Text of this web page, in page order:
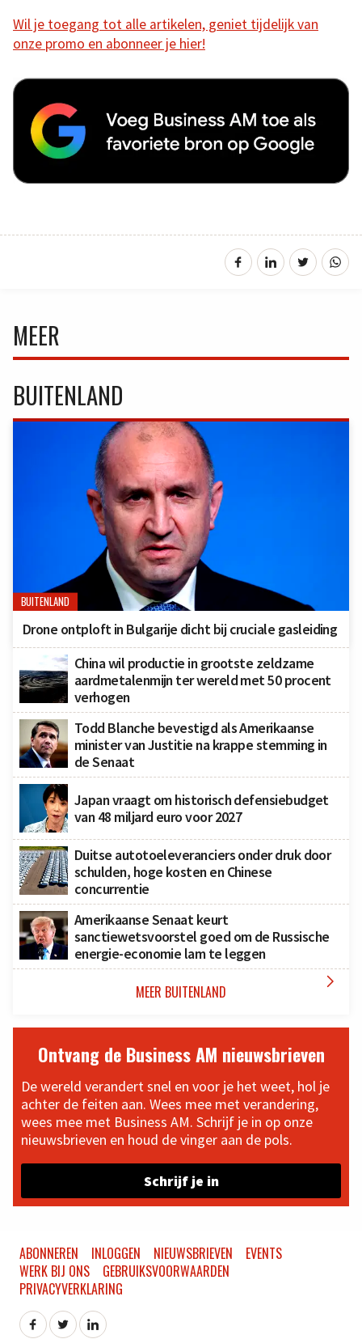
Wil je toegang tot alle artikelen, geniet tijdelijk van
onze promo en abonneer je hier!
MEER
BUITENLAND
BUITENLAND
Drone ontploft in Bulgarije dicht bij cruciale gasleiding
China wil productie in grootste zeldzame
aardmetalenmijn ter wereld met 50 procent
verhogen
Todd Blanche bevestigd als Amerikaanse
minister van Justitie na krappe stemming in
de Senaat
Japan vraagt om historisch defensiebudget
van 48 miljard euro voor 2027
Duitse autotoeleveranciers onder druk door
schulden, hoge kosten en Chinese
concurrentie
Amerikaanse Senaat keurt
sanctiewetsvoorstel goed om de Russische
energie-economie lam te leggen
MEER BUITENLAND 
Ontvang de Business AM nieuwsbrieven
De wereld verandert snel en voor je het weet, hol je
achter de feiten aan. Wees mee met verandering,
wees mee met Business AM. Schrijf je in op onze
nieuwsbrieven en houd de vinger aan de pols.
Schrijf je in
ABONNEREN INLOGGEN NIEUWSBRIEVEN
EVENTS
WERK BIJ ONS
GEBRUIKSVOORWAARDEN
PRIVACYVERKLARING